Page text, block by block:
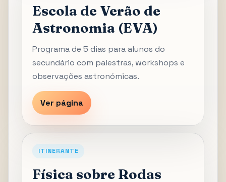
Escola de Verão de
Astronomia (EVA)
Programa de 5 dias para alunos do
secundário com palestras, workshops e
observações astronómicas.
Ver página
ITINERANTE
Física sobre Rodas